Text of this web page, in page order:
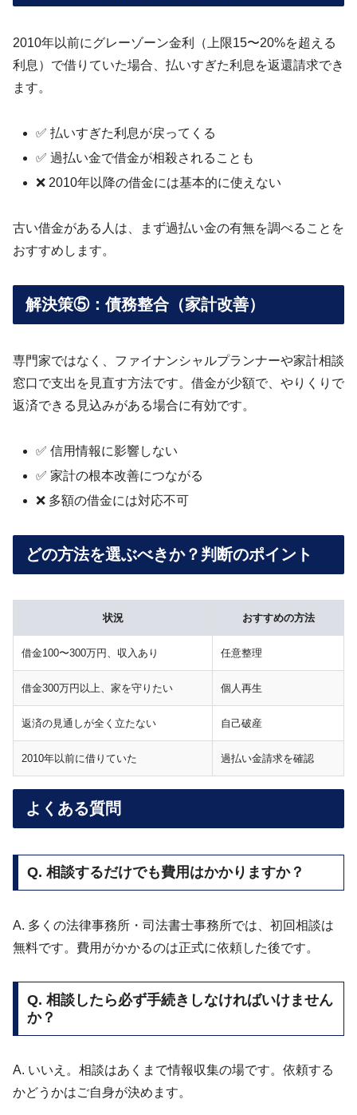
2010年以前にグレーゾーン金利（上限15〜20%を超える
利息）で借りていた場合、払いすぎた利息を返還請求でき
ます。
✅ 払いすぎた利息が戻ってくる
✅ 過払い金で借金が相殺されることも
❌ 2010年以降の借金には基本的に使えない
古い借金がある人は、まず過払い金の有無を調べることを
おすすめします。
解決策⑤：債務整合（家計改善）
専門家ではなく、ファイナンシャルプランナーや家計相談
窓口で支出を見直す方法です。借金が少額で、やりくりで
返済できる見込みがある場合に有効です。
✅ 信用情報に影響しない
✅ 家計の根本改善につながる
❌ 多額の借金には対応不可
どの方法を選ぶべきか？判断のポイント
状況 おすすめの方法
借金100〜300万円、収入あり 任意整理
借金300万円以上、家を守りたい 個人再生
返済の見通しが全く立たない 自己破産
2010年以前に借りていた 過払い金請求を確認
よくある質問
Q. 相談するだけでも費用はかかりますか？
A. 多くの法律事務所・司法書士事務所では、初回相談は
無料です。費用がかかるのは正式に依頼した後です。
Q. 相談したら必ず手続きしなければいけません
か？
A. いいえ。相談はあくまで情報収集の場です。依頼する
かどうかはご自身が決めます。